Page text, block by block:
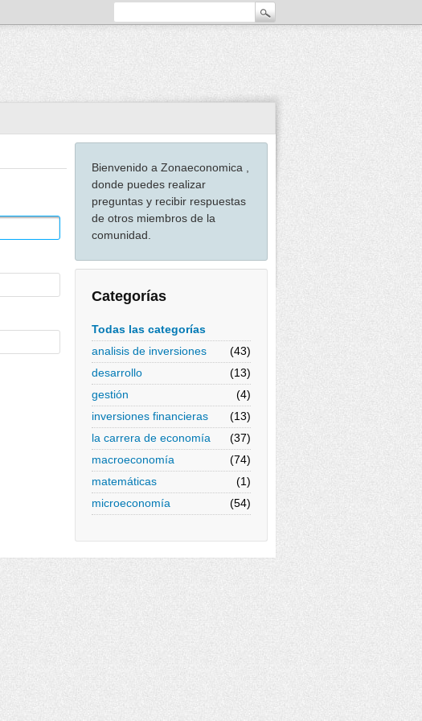
Bienvenido a Zonaeconomica ,
donde puedes realizar
preguntas y recibir respuestas
de otros miembros de la
comunidad.
Categorías
Todas las categorías
analisis de inversiones
(43)
desarrollo
(13)
gestión
(4)
inversiones financieras
(13)
la carrera de economía
(37)
macroeconomía
(74)
matemáticas
(1)
microeconomía
(54)